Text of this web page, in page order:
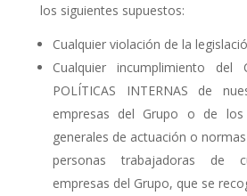
los siguientes supuestos:
Cualquier violación de la
Cualquier incumplimiento del
POLÍTICAS INTERNAS de
empresas del Grupo o de los
generales de actuación o
personas trabajadoras de
empresas del Grupo, que se